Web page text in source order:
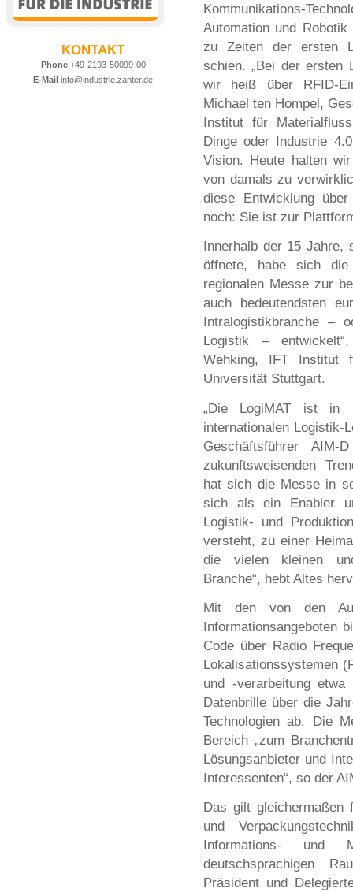
KONTAKT
Phone+49-2193-50099-00
E-Mail info@industrie.zanter.de
Kommunikations-
Automation und
zu Zeiten der ersten
schien. „Bei der ersten
wir heiß über RFID-
Michael ten Hompel,
Institut für
Dinge oder Industrie
Vision. Heute halten
von damals zu
diese Entwicklung
noch: Sie ist zur
Innerhalb der 15 Jahre,
öffnete, habe sich
regionalen Messe zur
auch bedeutendsten
Intralogistikbranche –
Logistik –
Wehking, IFT Institut
Universität Stuttgart.
„Die LogiMAT ist in
internationalen Logistik-
Geschäftsführer
zukunftsweisenden
hat sich die Messe in
sich als ein Enabler
Logistik- und
versteht, zu einer
die vielen kleinen
Branche“, hebt Altes
Mit den von den
Informationsangeboten
Code über Radio
Lokalisationssystemen
und -verarbeitung
Datenbrille über die
Technologien ab. Die
Bereich „zum
Lösungsanbieter und
Interessenten“, so der
Das gilt gleichermaßen
und
Informations- und
deutschsprachigen
Präsident und